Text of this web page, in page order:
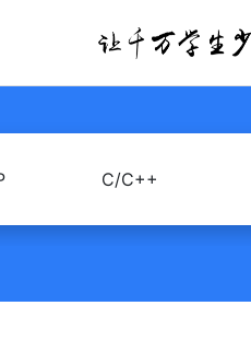
C/C++